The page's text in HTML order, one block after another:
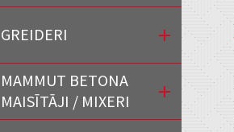
GREIDERI
MAMMUT BETONA
MAISĪTĀJI / MIXERI